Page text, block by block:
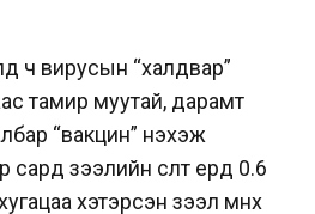
ч вирусын “халдвар”
тамир муутай, дарамт
“вакцин” нэхэж
зээлийн өсөлт ердөө 0.6
хэтэрсэн зээл өмнөх